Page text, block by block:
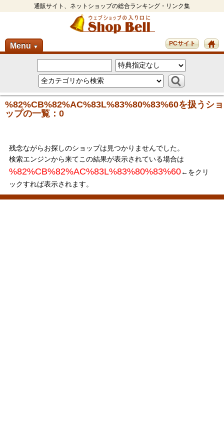
通販サイト、ネットショップの総合ランキング・リンク集
Menu ▼ PCサイト
%82%CB%82%AC%83L%83%80%83%60を扱うショ
ップの一覧：0
残念ながらお探しのショップは見つかりませんでした。
検索エンジンから来てこの結果が表示されている場合は
%82%CB%82%AC%83L%83%80%83%60←をクリ
ックすれば表示されます。